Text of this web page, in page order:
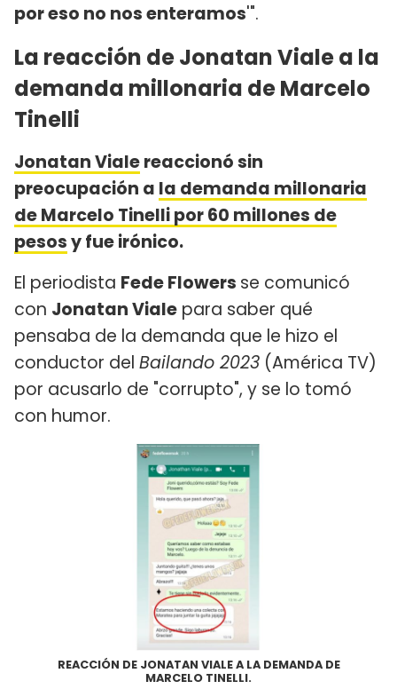
por eso no nos enteramos'".
La reacción de Jonatan Viale a la
demanda millonaria de Marcelo
Tinelli
Jonatan Vialereaccionó sin
preocupación a la demanda millonaria
de Marcelo Tinelli por 60 millones de
pesosy fue irónico.
El periodista Fede Flowers se comunicó
con Jonatan Viale para saber qué
pensaba de la demanda que le hizo el
conductor del Bailando 2023 (América TV)
por acusarlo de "corrupto", y se lo tomó
con humor.
REACCIÓN DE JONATAN VIALE A LA DEMANDA DE
MARCELO TINELLI.